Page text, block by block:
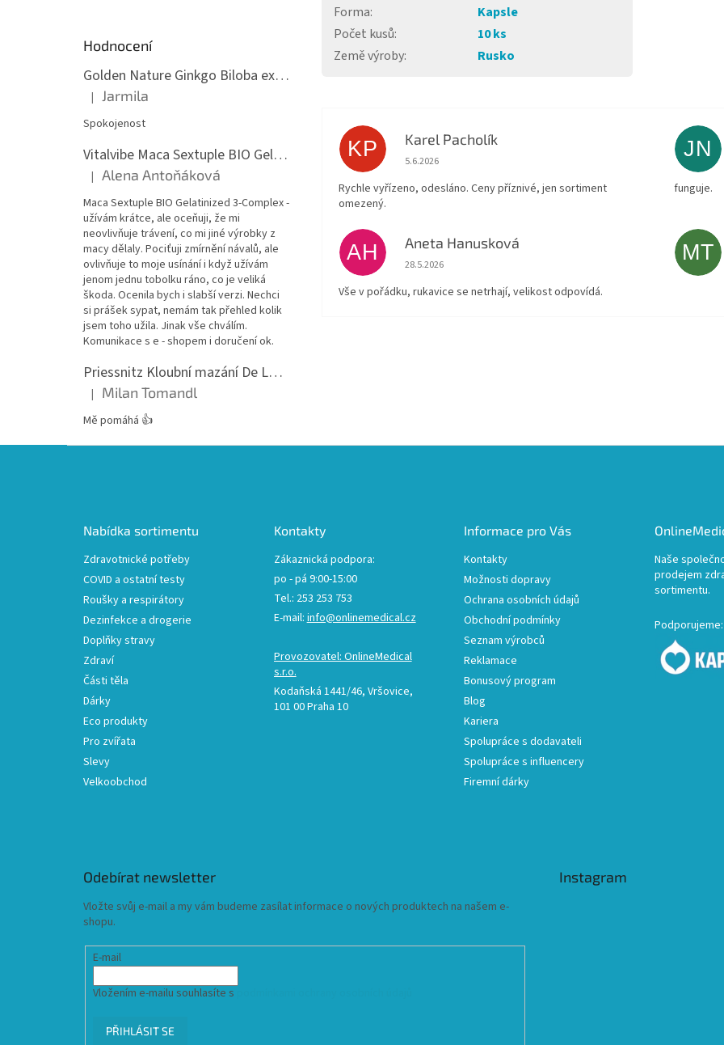
Hodnocení
Golden Nature Ginkgo Biloba extrakt 50:1 60mg, 100 kapslí
Hodnocení produktu je 5 z 5 hvězdiček.
| Jarmila
Spokojenost
Vitalvibe Maca Sextuple BIO Gelatinized 3-Complex, 60 kapslí
Hodnocení produktu je 5 z 5 hvězdiček.
| Alena Antoňáková
Maca Sextuple BIO Gelatinized 3-Complex -
užívám krátce, ale oceňuji, že mi
neovlivňuje trávení, co mi jiné výrobky z
macy dělaly. Pociťuji zmírnění návalů, ale
ovlivňuje to moje usínání i když užívám
jenom jednu tobolku ráno, co je veliká
škoda. Ocenila bych i slabší verzi. Nechci
si prášek sypat, nemám tak přehled kolik
jsem toho užila. Jinak vše chválím.
Komunikace s e - shopem i doručení ok.
Priessnitz Kloubní mazání De Luxe, 200ml
Hodnocení produktu je 5 z 5 hvězdiček.
| Milan Tomandl
Mě pomáhá 👍
Forma:
Kapsle
Počet kusů:
10 ks
Země výroby: Rusko
KP Karel Pacholík
Hodnocení obchodu je 4 z 5 hvězdiček.
5.6.2026
Rychle vyřízeno, odesláno. Ceny příznivé, jen sortiment
omezený.
JN
funguje.
AH Aneta Hanusková
Hodnocení obchodu je 5 z 5 hvězdiček.
28.5.2026
Vše v pořádku, rukavice se netrhají, velikost odpovídá.
MT
Nabídka sortimentu
Zdravotnické potřeby
COVID a ostatní testy
Roušky a respirátory
Dezinfekce a drogerie
Doplňky stravy
Zdraví
Části těla
Dárky
Eco produkty
Pro zvířata
Slevy
Velkoobchod
Kontakty
Zákaznická podpora:
po - pá 9:00-15:00
Tel.: 253 253 753
E-mail: info@onlinemedical.cz
Provozovatel: OnlineMedical
s.r.o.
Kodaňská 1441/46, Vršovice,
101 00 Praha 10
Informace pro Vás
Kontakty
Možnosti dopravy
Ochrana osobních údajů
Obchodní podmínky
Seznam výrobců
Reklamace
Bonusový program
Blog
Kariera
Spolupráce s dodavateli
Spolupráce s influencery
Firemní dárky
Naše
prodejem
sortimentu.
Podporujeme:
Odebírat newsletter
Vložte svůj e-mail a my vám budeme zasílat informace o nových produktech na našem e-
shopu.
E-mail
Vložením e-mailu souhlasíte s
PŘIHLÁSIT SE
Instagram